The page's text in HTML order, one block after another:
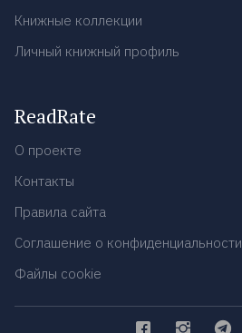
Книжные коллекции
Личный книжный профиль
ReadRate
О проекте
Контакты
Правила сайта
Соглашение о конфиденциальности
Файлы cookie